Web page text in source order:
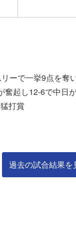
ーで一挙9点を奪
奮起し12-6で中日
打賞
過去の試合結果